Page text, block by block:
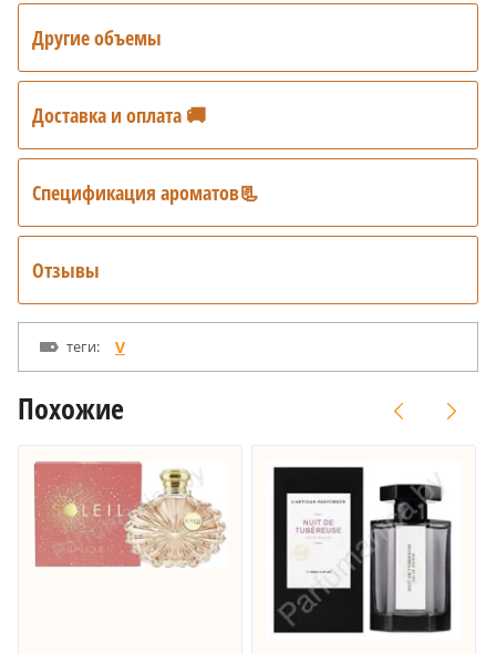
Другие объемы
Доставка и оплата 🚚
Спецификация ароматов📃
Отзывы
теги: V
Похожие